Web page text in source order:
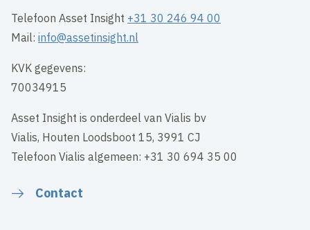
Telefoon Asset Insight +31 30 246 94 00
Mail:info@assetinsight.nl
KVK gegevens:
70034915
Asset Insight is onderdeel van Vialis bv
Vialis, Houten Loodsboot 15, 3991 CJ
Telefoon Vialis algemeen: +31 30 694 35 00
Contact